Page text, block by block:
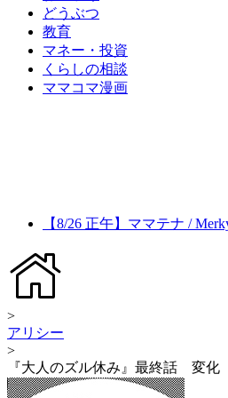
どうぶつ
教育
マネー・投資
くらしの相談
ママコマ漫画
【8/26 正午】ママテナ /
>
アリシー
>
『大人のズル休み』最終話 変化